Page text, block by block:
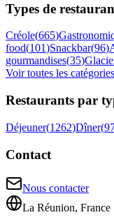
Types de
Créole(665)
food(101)Snackbar(96)
gourmandises(35)
Voir toutes les
Restaurants par
Déjeuner(1262)Dîner(
Contact
Nous contacter
La Réunion, France